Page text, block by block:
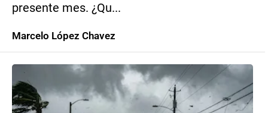
presente mes. ¿Qu...
Marcelo López Chavez